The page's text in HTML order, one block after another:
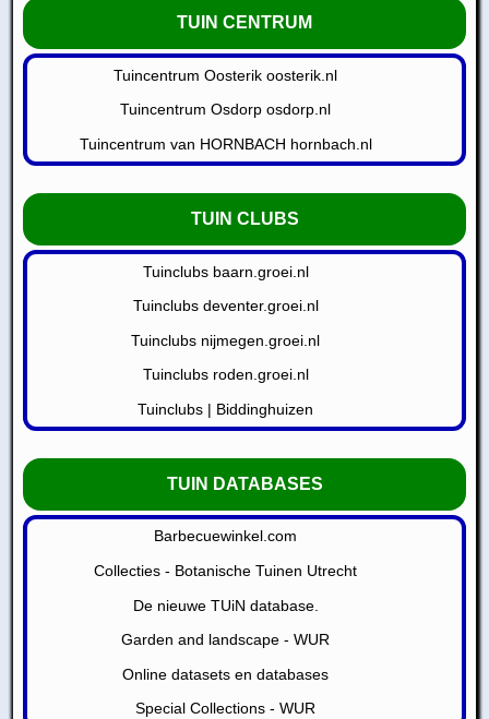
TUIN CENTRUM
Tuincentrum Oosterik oosterik.nl
Tuincentrum Osdorp osdorp.nl
Tuincentrum van HORNBACH hornbach.nl
TUIN CLUBS
Tuinclubs baarn.groei.nl
Tuinclubs deventer.groei.nl
Tuinclubs nijmegen.groei.nl
Tuinclubs roden.groei.nl
Tuinclubs | Biddinghuizen
TUIN DATABASES
Barbecuewinkel.com
Collecties - Botanische Tuinen Utrecht
De nieuwe TUiN database.
Garden and landscape - WUR
Online datasets en databases
Special Collections - WUR